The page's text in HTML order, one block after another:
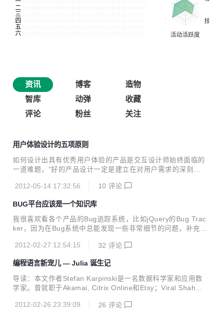
资讯 博客
造物
智库
动弹
收藏
评论
粉丝 关注
用户体验设计的五项原则
如何设计出具有优秀用户体验的产品是交互设计师始终面临的
一道难题，“好的产品设计一定是建立在对用户需求的深刻理
何发现并深刻理解用户的需求，并由此设计出具有优秀用户体
出重要的五项原则。 1. 同理心 所谓的同理心通俗说法就是换
位思考。设计师在设计产品时要能够做到换位思考，体会用户
的立场和感受，并站在用户的角度思考和处理问题，把自己置
身于相关的用户场景中，理解用户的行为特点和行为差异。 在
我们阿里系网站，淘宝网站上面主要是C类用户，淘宝的很多
2012-05-14 17:32:56 10 评论
BUG平台应该是一个知识库
我很喜欢看各个产品的Bug追踪系统，比如jQuery的Bug Trac
ker，因为在Bug系统中总能发现一些非常细节的问题，补充自
是，在各个Bug系统之中，包括现在公司使用的Trace系统，
多Bug系统仅仅是作为Bug的记录系统存在，而没有试图去让
一个Bug成为一个知识的积累，让整个Bug系统变成一个丰富
充实的知识库。这样的Bug系统，永远都只是提供一个简单的
业务流程，不会变成干完人员、产品、甚至是整个团队的进步
的天梯。 在我看来，一个Bug系统应该更加全面，管理Bug的
2012-02-27 12:54:15 32 评论
编程语言新宠儿 — Julia 诞生记
导读：本文作者Stefan Karpinski是一名数据科学家和应用数
学家。曾就职于Akamai, Citrix Online和Etsy；Viral Shah爱
Edelman是一名教授，从事高性能计算、数值计算、线性代
2012-02-26 23:39:09 26 评论